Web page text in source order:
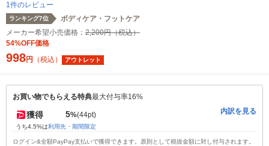
1件のレビュー
ランキング7位
ボディケア・フットケア
メーカー希望小売価格： 2,200円（税込）
54%OFF価格
998円 （税込） アウトレット
お買い物でもらえる特典最大付与率16%
獲得 5%(44pt)
うち4.5%は利用先・期間限定
内訳を見る
ログイン&全額PayPay支払いで獲得できます。原則として税抜金額に対し付与されます。